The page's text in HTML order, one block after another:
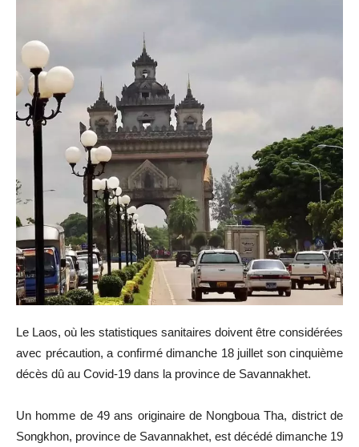
Le Laos, où les statistiques sanitaires doivent être considérées
avec précaution, a confirmé dimanche 18 juillet son cinquième
décès dû au Covid-19 dans la province de Savannakhet.
Un homme de 49 ans originaire de Nongboua Tha, district de
Songkhon, province de Savannakhet, est décédé dimanche 19